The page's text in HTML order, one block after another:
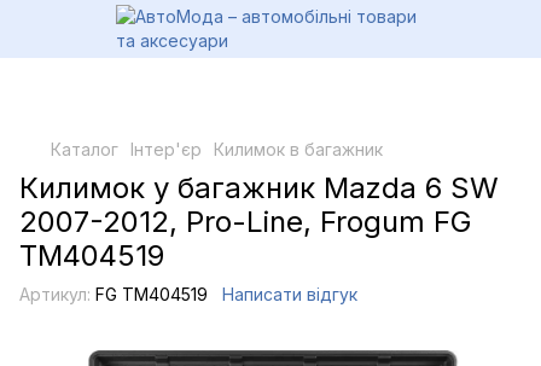
Каталог Інтер'єр Килимок в багажник
Килимок у багажник Mazda 6 SW
2007-2012, Pro-Line, Frogum FG
TM404519
Артикул: FG TM404519 Написати відгук